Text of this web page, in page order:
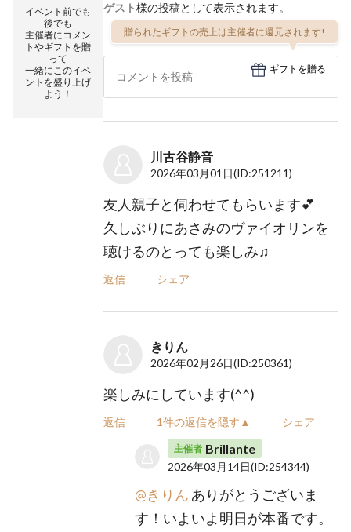
イベント前でも
後でも
主催者にコメン
トやギフトを贈
って
一緒にこのイベ
ントを盛り上げ
よう！
ゲスト様の投稿として表示されます。
贈られたギフトの売上は主催者に還元されます!
ギフトを贈る
川古谷静音
2026年03月01日(ID:251211)
友人親子と伺わせてもらいます💕
久しぶりにあさみのヴァイオリンを
聴けるのとっても楽しみ♫
返信 シェア
きりん
2026年02月26日(ID:250361)
楽しみにしています(^^)
返信 1件の返信を隠す▲ シェア
主催者 Brillante
2026年03月14日(ID:254344)
@きりん ありがとうございま
す！いよいよ明日が本番です。